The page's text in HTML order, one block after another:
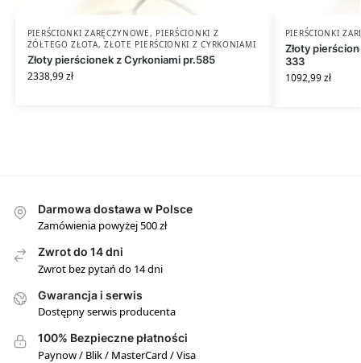
PIERŚCIONKI ZARĘCZYNOWE, PIERŚCIONKI Z
ŻÓŁTEGO ZŁOTA,ZŁOTE PIERŚCIONKI Z CYRKONIAMI
Złoty pierścionek z Cyrkoniami pr.585
2338,99zł
PIERŚCIONKI
Złoty
333
1092,99zł
Darmowa dostawa w Polsce
Zamówienia powyżej 500 zł
Zwrot do 14 dni
Zwrot bez pytań do 14 dni
Gwarancja i serwis
Dostępny serwis producenta
100% Bezpieczne płatności
Paynow / Blik / MasterCard / Visa